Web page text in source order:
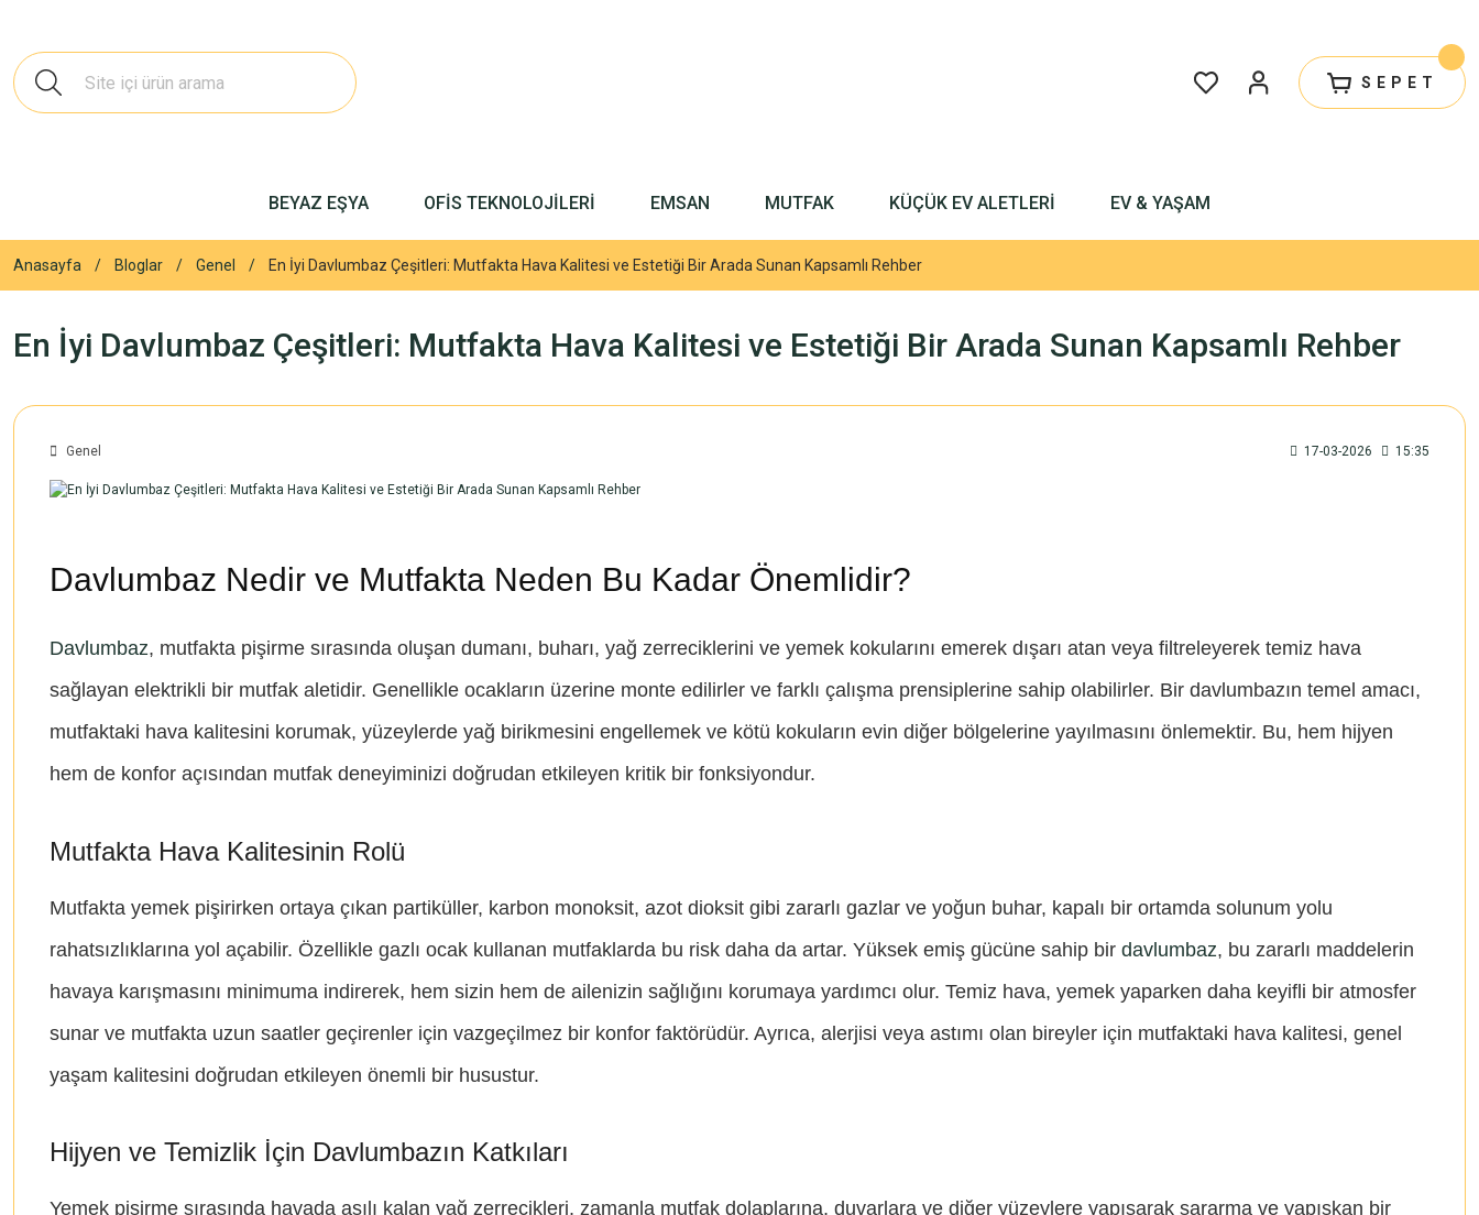
SEPET
BEYAZ EŞYA OFİS TEKNOLOJİLERİ EMSAN MUTFAK KÜÇÜK EV ALETLERİ EV & YAŞAM
Anasayfa Bloglar Genel En İyi Davlumbaz Çeşitleri: Mutfakta Hava Kalitesi ve Estetiği Bir Arada Sunan Kapsamlı Rehber
En İyi Davlumbaz Çeşitleri: Mutfakta Hava Kalitesi ve Estetiği Bir Arada Sunan Kapsamlı Rehber
Genel 17-03-2026 15:35
Davlumbaz Nedir ve Mutfakta Neden Bu Kadar Önemlidir?
Davlumbaz, mutfakta pişirme sırasında oluşan dumanı, buharı, yağ zerreciklerini ve yemek kokularını emerek dışarı atan veya filtreleyerek temiz hava
sağlayan elektrikli bir mutfak aletidir. Genellikle ocakların üzerine monte edilirler ve farklı çalışma prensiplerine sahip olabilirler. Bir davlumbazın temel amacı,
mutfaktaki hava kalitesini korumak, yüzeylerde yağ birikmesini engellemek ve kötü kokuların evin diğer bölgelerine yayılmasını önlemektir. Bu, hem hijyen
hem de konfor açısından mutfak deneyiminizi doğrudan etkileyen kritik bir fonksiyondur.
Mutfakta Hava Kalitesinin Rolü
Mutfakta yemek pişirirken ortaya çıkan partiküller, karbon monoksit, azot dioksit gibi zararlı gazlar ve yoğun buhar, kapalı bir ortamda solunum yolu
rahatsızlıklarına yol açabilir. Özellikle gazlı ocak kullanan mutfaklarda bu risk daha da artar. Yüksek emiş gücüne sahip bir davlumbaz, bu zararlı maddelerin
havaya karışmasını minimuma indirerek, hem sizin hem de ailenizin sağlığını korumaya yardımcı olur. Temiz hava, yemek yaparken daha keyifli bir atmosfer
sunar ve mutfakta uzun saatler geçirenler için vazgeçilmez bir konfor faktörüdür. Ayrıca, alerjisi veya astımı olan bireyler için mutfaktaki hava kalitesi, genel
yaşam kalitesini doğrudan etkileyen önemli bir husustur.
Hijyen ve Temizlik İçin Davlumbazın Katkıları
Yemek pişirme sırasında havada asılı kalan yağ zerrecikleri, zamanla mutfak dolaplarına, duvarlara ve diğer yüzeylere yapışarak sararma ve yapışkan bir